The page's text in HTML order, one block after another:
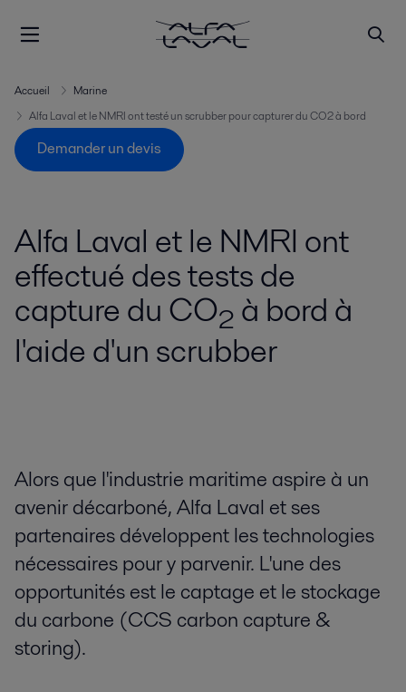
Accueil
Marine
Alfa Laval et le NMRI ont testé un scrubber pour capturer du CO2 à bord
Demander un devis
Alfa Laval et le NMRI ont
effectué des tests de
capture du CO2 à bord à
l'aide d'un scrubber
Alors que l'industrie maritime aspire à un
avenir décarboné, Alfa Laval et ses
partenaires développent les technologies
nécessaires pour y parvenir. L'une des
opportunités est le captage et le stockage
du carbone (CCS carbon capture &
storing).